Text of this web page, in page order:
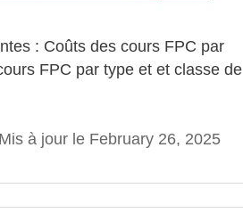
: Coûts des cours FPC par
FPC par type et et classe de
Mis à jour le February 26, 2025